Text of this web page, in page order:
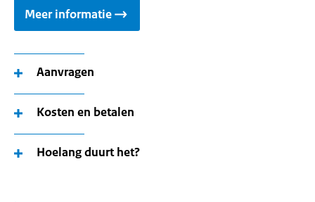
Meer informatie
Aanvragen
Kosten en betalen
Hoelang duurt het?